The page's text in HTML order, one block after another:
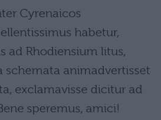
Cyrenaicos
habetur,
ad Rhodiensium litus,
schemata animadvertisset
exclamavisse dicitur ad
speremus, amici!